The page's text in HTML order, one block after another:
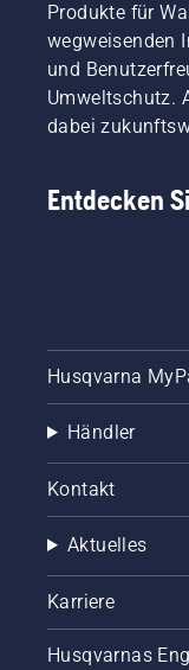
Grund
zur
Sorge.
Hier
Schritt-
für-
Rasens.
Produkte für
wegweisenden
und
Umweltschutz.
dabei
Entdecken
Husqvarna
Händler
Kontakt
Aktuelles
Karriere
Husqvarnas